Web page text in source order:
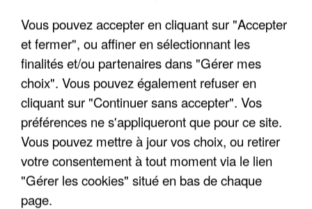
APRÈS TOUTES CES CANICULES, LES REFUGES
DE FAUNE SAUVAGE SONT...
Vous pouvez accepter en cliquant sur "Accepter
et fermer", ou affiner en sélectionnant les
finalités et/ou partenaires dans "Gérer mes
choix". Vous pouvez également refuser en
cliquant sur "Continuer sans accepter". Vos
préférences ne s'appliqueront que pour ce site.
Vous pouvez mettre à jour vos choix, ou retirer
votre consentement à tout moment via le lien
"Gérer les cookies" situé en bas de chaque
page.